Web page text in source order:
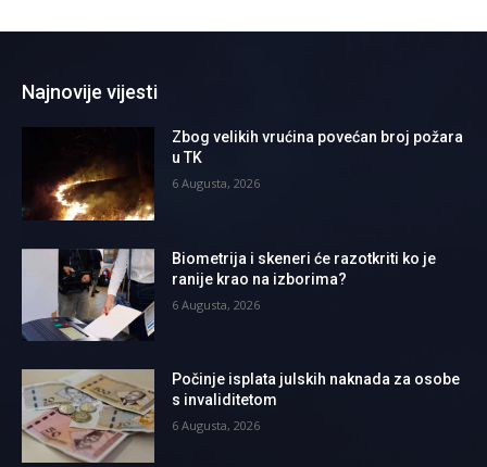
Najnovije vijesti
Zbog velikih vrućina povećan broj požara
u TK
6 Augusta, 2026
Biometrija i skeneri će razotkriti ko je
ranije krao na izborima?
6 Augusta, 2026
Počinje isplata julskih naknada za osobe
s invaliditetom
6 Augusta, 2026